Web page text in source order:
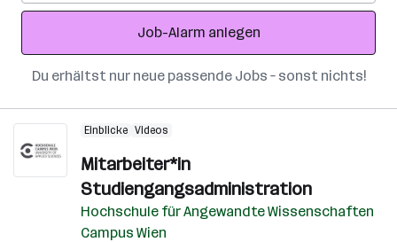
Adresse
Job-Alarm anlegen
Du erhältst nur neue passende Jobs – sonst nichts!
Einblicke Videos
Mitarbeiter*in
Studiengangsadministration
Hochschule für Angewandte Wissenschaften
Campus Wien